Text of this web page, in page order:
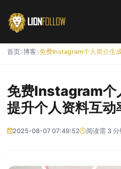
首页 博客
免费Instagram个
提升个人资料互动
2025-08-07 07:49:52 阅读需 3 分